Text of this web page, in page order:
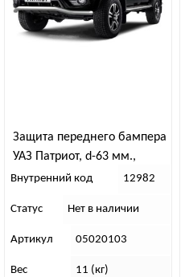
Защита переднего бампера
УАЗ Патриот, d-63 мм.,
“Волна”. НЕРЖ ХРОМ
Внутренний код 12982
Статус Нет в наличии
Артикул 05020103
Вес 11 (кг)